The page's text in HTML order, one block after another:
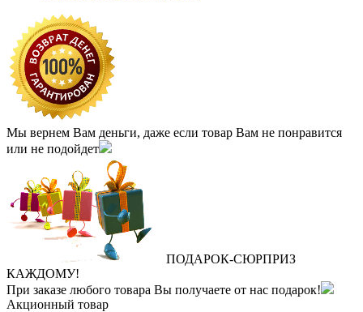
Мы вернем Вам деньги, даже если товар Вам не понравится
или не подойдет
ПОДАРОК‐СЮРПРИЗ
КАЖДОМУ!
При заказе любого товара Вы получаете от нас подарок!
Акционный товар